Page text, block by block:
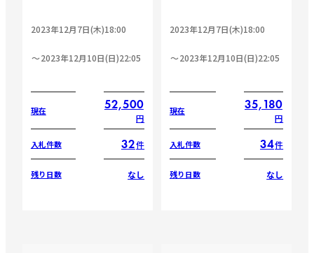
2023年12月7日(木)18:00
2023年12月10日(日)22:05
現在 52,500
円
入札件数 32件
残り日数 なし
2023年12月7日(木)18:00
2023年12月10日(日)22:05
現在 35,180
円
入札件数 34件
残り日数 なし